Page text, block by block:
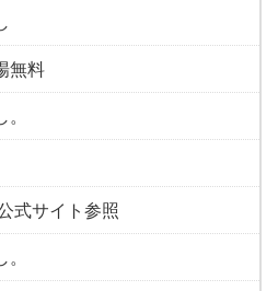
無料
式サイト参照